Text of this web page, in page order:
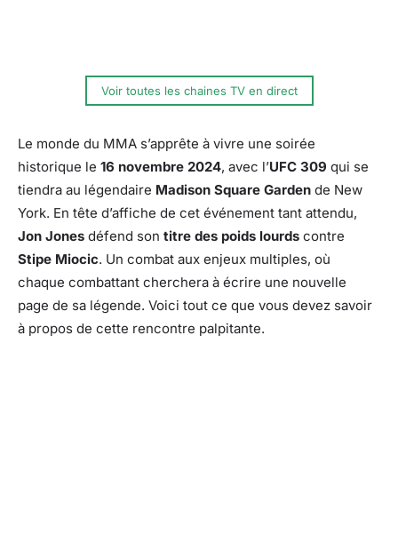
Voir toutes les chaines TV en direct
Le monde du MMA s’apprête à vivre une soirée
historique le 16 novembre 2024, avec l’UFC 309 qui se
tiendra au légendaire Madison Square Garden de New
York. En tête d’affiche de cet événement tant attendu,
Jon Jones défend son titre des poids lourds contre
Stipe Miocic. Un combat aux enjeux multiples, où
chaque combattant cherchera à écrire une nouvelle
page de sa légende. Voici tout ce que vous devez savoir
à propos de cette rencontre palpitante.